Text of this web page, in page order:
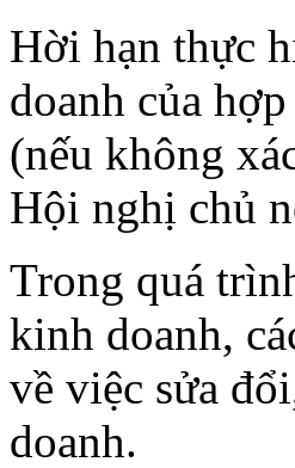
Hời hạn thực
doanh của
(nếu không
Hội nghị chủ
Trong quá
kinh doanh,
về việc sửa
doanh.